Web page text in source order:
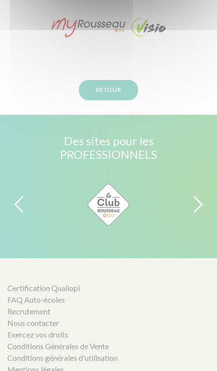
RETOUR
Des sites pour les
PROFESSIONNELS
Certification Qualiopi
FAQ Auto-écoles
Recrutement
Nous contacter
Exercez vos droits
Conditions Générales de Vente
Conditions générales d'utilisation